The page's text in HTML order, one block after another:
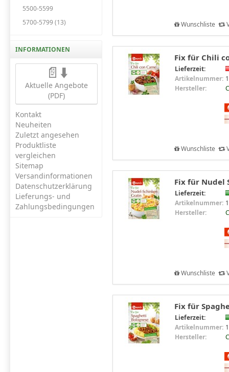
5500-5599
5700-5799 (13)
INFORMATIONEN
📄⬇️
Aktuelle Angebote
(PDF)
Kontakt
Neuheiten
Zuletzt angesehen
Produktliste
vergleichen
Sitemap
Versandinformationen
Datenschutzerklärung
Lieferungs- und
Zahlungsbedingungen
Wunschliste
Fix für Chili
Lieferzeit:
Artikelnummer:
Hersteller:
Wunschliste
Fix für Nudel
Lieferzeit:
Artikelnummer:
Hersteller:
Wunschliste
Fix für
Lieferzeit:
Artikelnummer:
Hersteller: